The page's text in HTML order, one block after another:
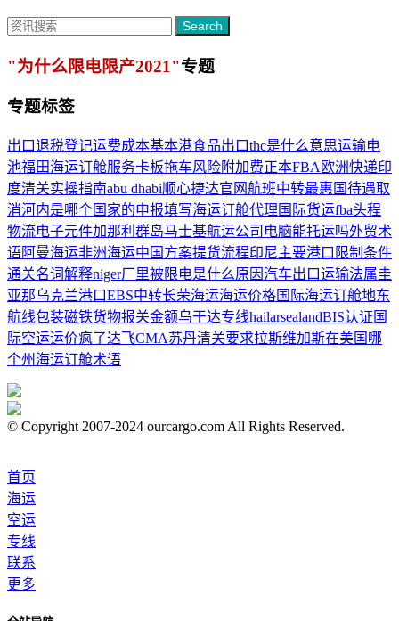
Search
"为什么限电限产2021"专题
专题标签
出口退税登记运费成本基本港食品出口thc是什么意思运输电
池福田海运订舱服务卡板拖车风险附加费正本FBA 欧洲快递印
度清关实操指南abu dhabi顺心捷达官网航班中转最惠国待遇取
消河内是哪个国家的申报填写海运订舱代理 国际货运fba头程
物流电子元件加那利群岛马士基航运公司 电脑能托运吗外贸术
语阿曼海运非洲海运中国方案提货流程印尼主要港口 限制条件
通关名词解释niger厂里被限电是什么原因汽车出口运输法属圭
亚那乌克兰港口EBS中转长荣海运海运价格国际海运订舱地东
航线包装磁铁货物报关金额乌干达专线hailarsealandBIS认证 国
际空运运价疯了达飞CMA苏丹清关要求拉斯维加斯在美国哪
个州 海运订舱术语
© Copyright 2007-2024 ourcargo.com All Rights Reserved.
首页
海运
空运
专线
联系
更多